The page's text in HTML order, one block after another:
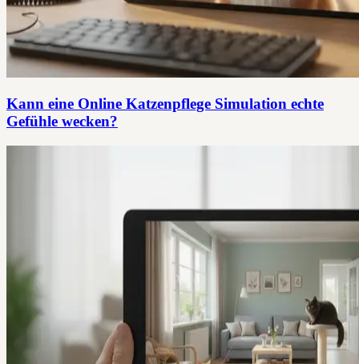
Kann eine Online Katzenpflege Simulation echte
Gefühle wecken?